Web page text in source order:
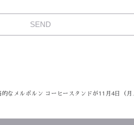
メルボルン コーヒースタンドが11月4日（月...